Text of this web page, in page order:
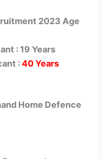
2023 Age
: 19 Years
:40 Years
Home Defence